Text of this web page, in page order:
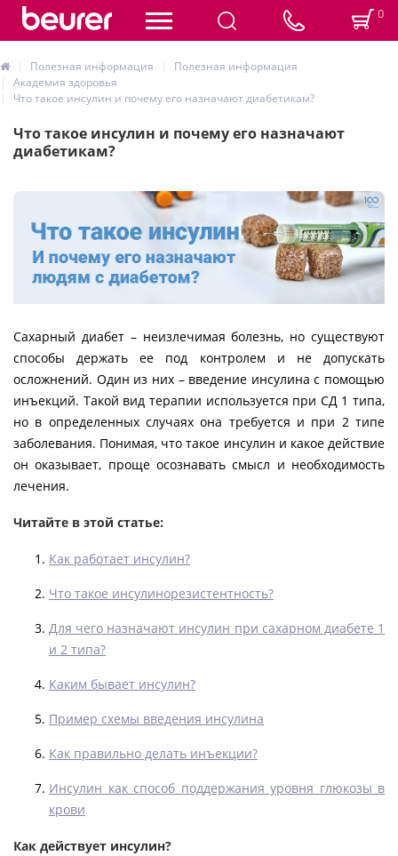
0
Полезная информация
Полезная информация
Академия здоровья
Что такое инсулин и почему его назначают диабетикам?
Что такое инсулин и почему его назначают
диабетикам?
Сахарный диабет – неизлечимая болезнь, но существуют
способы держать ее под контролем и не допускать
осложнений. Один из них – введение инсулина с помощью
инъекций. Такой вид терапии используется при СД 1 типа,
но в определенных случаях она требуется и при 2 типе
заболевания. Понимая, что такое инсулин и какое действие
он оказывает, проще осознавать смысл и необходимость
лечения.
Читайте в этой статье:
Как работает инсулин?
Что такое инсулинорезистентность?
Для чего назначают инсулин при сахарном диабете 1
и 2 типа?
Каким бывает инсулин?
Пример схемы введения инсулина
Как правильно делать инъекции?
Инсулин как способ поддержания уровня глюкозы в
крови
Как действует инсулин?